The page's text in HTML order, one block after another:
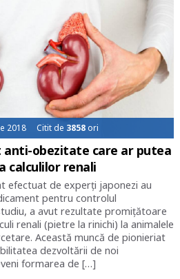
2018 Citit de 3858 ori
anti-obezitate care ar putea
calculilor renali
efectuat de experți japonezi au
pentru controlul
a avut rezultate promițătoare
renali (pietre la rinichi) la animalele
Această muncă de pionieriat
dezvoltării de noi
formarea de […]